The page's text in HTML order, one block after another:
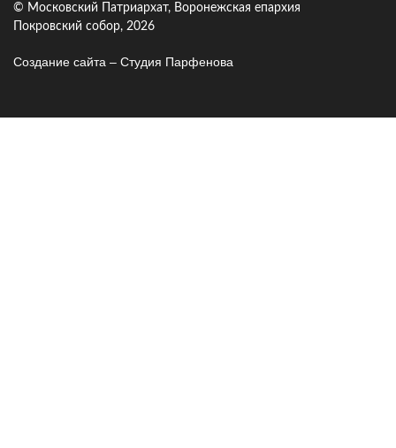
© Московский Патриархат, Воронежcкая епархия
Покровский собор, 2026
Создание сайта – Cтудия Парфенова